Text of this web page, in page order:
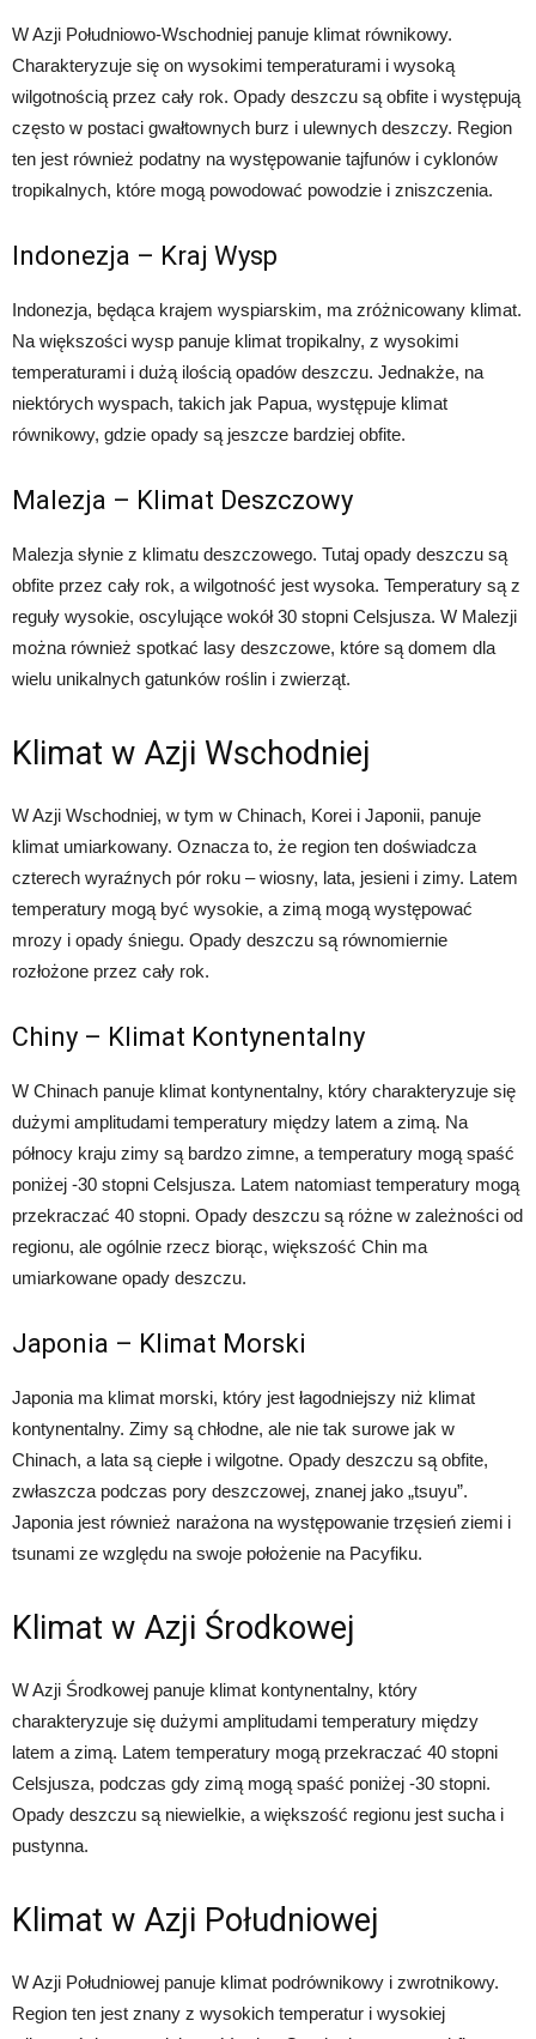
W Azji Południowo-Wschodniej panuje klimat równikowy.
Charakteryzuje się on wysokimi temperaturami i wysoką
wilgotnością przez cały rok. Opady deszczu są obfite i występują
często w postaci gwałtownych burz i ulewnych deszczy. Region
ten jest również podatny na występowanie tajfunów i cyklonów
tropikalnych, które mogą powodować powodzie i zniszczenia.
Indonezja – Kraj Wysp
Indonezja, będąca krajem wyspiarskim, ma zróżnicowany klimat.
Na większości wysp panuje klimat tropikalny, z wysokimi
temperaturami i dużą ilością opadów deszczu. Jednakże, na
niektórych wyspach, takich jak Papua, występuje klimat
równikowy, gdzie opady są jeszcze bardziej obfite.
Malezja – Klimat Deszczowy
Malezja słynie z klimatu deszczowego. Tutaj opady deszczu są
obfite przez cały rok, a wilgotność jest wysoka. Temperatury są z
reguły wysokie, oscylujące wokół 30 stopni Celsjusza. W Malezji
można również spotkać lasy deszczowe, które są domem dla
wielu unikalnych gatunków roślin i zwierząt.
Klimat w Azji Wschodniej
W Azji Wschodniej, w tym w Chinach, Korei i Japonii, panuje
klimat umiarkowany. Oznacza to, że region ten doświadcza
czterech wyraźnych pór roku – wiosny, lata, jesieni i zimy. Latem
temperatury mogą być wysokie, a zimą mogą występować
mrozy i opady śniegu. Opady deszczu są równomiernie
rozłożone przez cały rok.
Chiny – Klimat Kontynentalny
W Chinach panuje klimat kontynentalny, który charakteryzuje się
dużymi amplitudami temperatury między latem a zimą. Na
północy kraju zimy są bardzo zimne, a temperatury mogą spaść
poniżej -30 stopni Celsjusza. Latem natomiast temperatury mogą
przekraczać 40 stopni. Opady deszczu są różne w zależności od
regionu, ale ogólnie rzecz biorąc, większość Chin ma
umiarkowane opady deszczu.
Japonia – Klimat Morski
Japonia ma klimat morski, który jest łagodniejszy niż klimat
kontynentalny. Zimy są chłodne, ale nie tak surowe jak w
Chinach, a lata są ciepłe i wilgotne. Opady deszczu są obfite,
zwłaszcza podczas pory deszczowej, znanej jako „tsuyu”.
Japonia jest również narażona na występowanie trzęsień ziemi i
tsunami ze względu na swoje położenie na Pacyfiku.
Klimat w Azji Środkowej
W Azji Środkowej panuje klimat kontynentalny, który
charakteryzuje się dużymi amplitudami temperatury między
latem a zimą. Latem temperatury mogą przekraczać 40 stopni
Celsjusza, podczas gdy zimą mogą spaść poniżej -30 stopni.
Opady deszczu są niewielkie, a większość regionu jest sucha i
pustynna.
Klimat w Azji Południowej
W Azji Południowej panuje klimat podrównikowy i zwrotnikowy.
Region ten jest znany z wysokich temperatur i wysokiej